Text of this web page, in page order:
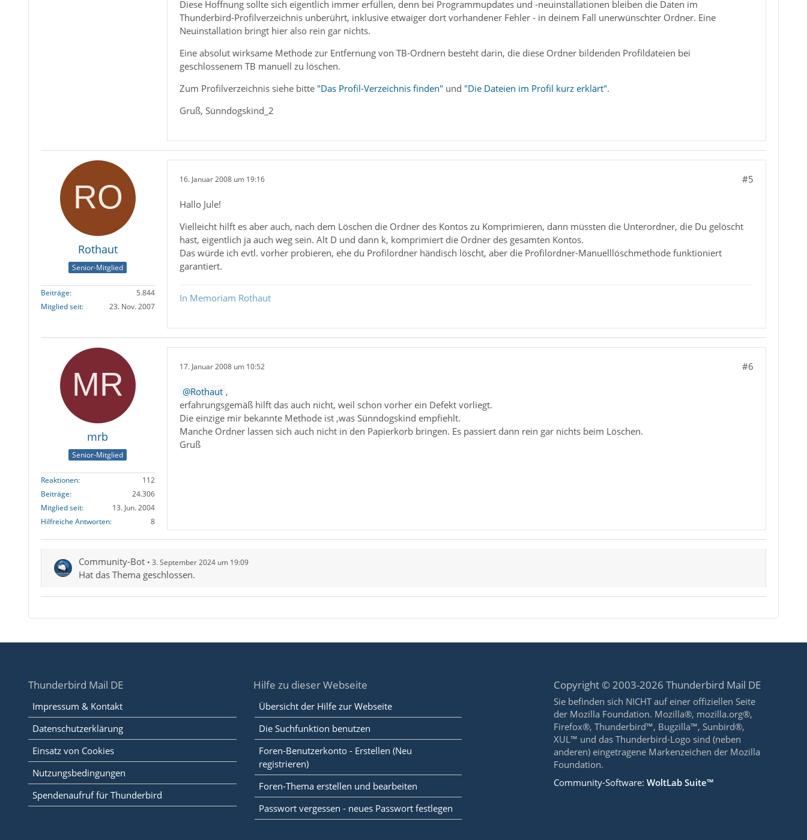
Diese Hoffnung sollte sich eigentlich immer erfüllen, denn bei Programmupdates und -neuinstallationen bleiben die Daten im
Thunderbird-Profilverzeichnis unberührt, inklusive etwaiger dort vorhandener Fehler - in deinem Fall unerwünschter Ordner. Eine
Neuinstallation bringt hier also rein gar nichts.
Eine absolut wirksame Methode zur Entfernung von TB-Ordnern besteht darin, die diese Ordner bildenden Profildateien bei
geschlossenem TB manuell zu löschen.
Zum Profilverzeichnis siehe bitte "Das Profil-Verzeichnis finden" und "Die Dateien im Profil kurz erklärt".
Gruß, Sünndogskind_2
Rothaut
Senior-Mitglied
Beiträge
5.844
Mitglied seit
23. Nov. 2007
16. Januar 2008 um 19:16 #5
Hallo Jule!
Vielleicht hilft es aber auch, nach dem Löschen die Ordner des Kontos zu Komprimieren, dann müssten die Unterordner, die Du gelöscht
hast, eigentlich ja auch weg sein. Alt D und dann k, komprimiert die Ordner des gesamten Kontos.
Das würde ich evtl. vorher probieren, ehe du Profilordner händisch löscht, aber die Profilordner-Manuelllöschmethode funktioniert
garantiert.
In Memoriam Rothaut
mrb
Senior-Mitglied
Reaktionen
112
Beiträge
24.306
Mitglied seit
13. Jun. 2004
Hilfreiche Antworten
8
17. Januar 2008 um 10:52 #6
Rothaut ,
erfahrungsgemäß hilft das auch nicht, weil schon vorher ein Defekt vorliegt.
Die einzige mir bekannte Methode ist ,was Sünndogskind empfiehlt.
Manche Ordner lassen sich auch nicht in den Papierkorb bringen. Es passiert dann rein gar nichts beim Löschen.
Gruß
Community-Bot 3. September 2024 um 19:09
Hat das Thema geschlossen.
Thunderbird Mail DE
Impressum & Kontakt
Datenschutzerklärung
Einsatz von Cookies
Nutzungsbedingungen
Spendenaufruf für Thunderbird
Hilfe zu dieser Webseite
Übersicht der Hilfe zur Webseite
Die Suchfunktion benutzen
Foren-Benutzerkonto - Erstellen (Neu
registrieren)
Foren-Thema erstellen und bearbeiten
Passwort vergessen - neues Passwort festlegen
Copyright © 2003-2026 Thunderbird Mail DE
Sie befinden sich NICHT auf einer offiziellen Seite
der Mozilla Foundation. Mozilla®, mozilla.org®,
Firefox®, Thunderbird™, Bugzilla™, Sunbird®,
XUL™ und das Thunderbird-Logo sind (neben
anderen) eingetragene Markenzeichen der Mozilla
Foundation.
Community-Software:WoltLab Suite™